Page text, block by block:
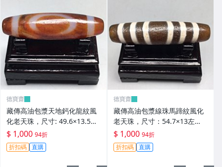
德寶齋
藏傳高油包漿天地鈣化龍紋風
化老天珠，尺寸: 49.6×13.5左
右，材質：瑪瑙， 天珠 瑪瑙
硃砂【德寶齋】406
$ 1,000 94折
折扣碼 直購
德寶齋
藏傳高油包漿線珠馬蹄紋風化
老天珠，尺寸：54.7×13左
右，材質：瑪瑙，玉髓 天珠 瑪
瑙 硃砂【德寶齋】405
$ 1,000 94折
折扣碼 直購